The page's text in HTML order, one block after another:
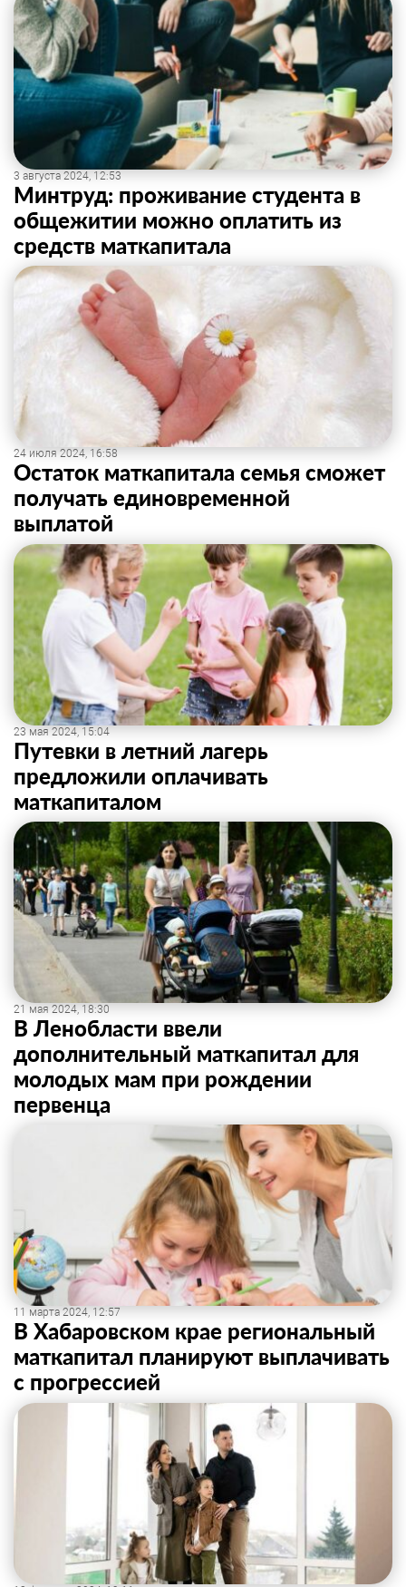
3 августа 2024, 12:53
Минтруд: проживание студента в
общежитии можно оплатить из
средств маткапитала
24 июля 2024, 16:58
Остаток маткапитала семья сможет
получать единовременной
выплатой
23 мая 2024, 15:04
Путевки в летний лагерь
предложили оплачивать
маткапиталом
21 мая 2024, 18:30
В Ленобласти ввели
дополнительный маткапитал для
молодых мам при рождении
первенца
11 марта 2024, 12:57
В Хабаровском крае региональный
маткапитал планируют выплачивать
с прогрессией